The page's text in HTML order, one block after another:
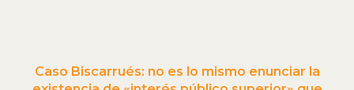
Caso Biscarrués: no es lo mismo enunciar la